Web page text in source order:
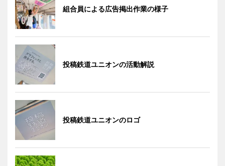
組合員による広告掲出作業の様子
投稿鉄道ユニオンの活動解説
投稿鉄道ユニオンのロゴ